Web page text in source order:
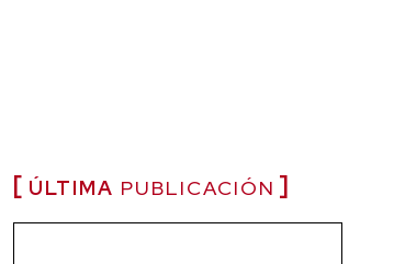
ÚLTIMA PUBLICACIÓN